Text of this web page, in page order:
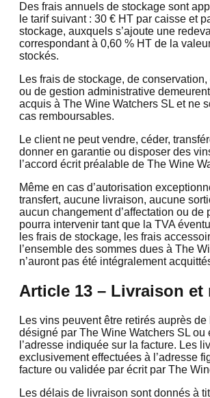
Des frais annuels de stockage sont
le tarif suivant : 30 € HT par caisse et
stockage, auxquels s’ajoute une
correspondant à 0,60 % HT de la
stockés.
Les frais de stockage, de
ou de gestion administrative
acquis à The Wine Watchers SL et ne
cas remboursables.
Le client ne peut vendre, céder,
donner en garantie ou disposer des
l’accord écrit préalable de The Wine
Même en cas d’autorisation
transfert, aucune livraison, aucune
aucun changement d’affectation ou de
pourra intervenir tant que la TVA
les frais de stockage, les frais
l’ensemble des sommes dues à The
n’auront pas été intégralement
Article 13 – Livraison et
Les vins peuvent être retirés auprès de
désigné par The Wine Watchers SL ou
l’adresse indiquée sur la facture. Les
exclusivement effectuées à l’adresse
facture ou validée par écrit par The
Les délais de livraison sont donnés à